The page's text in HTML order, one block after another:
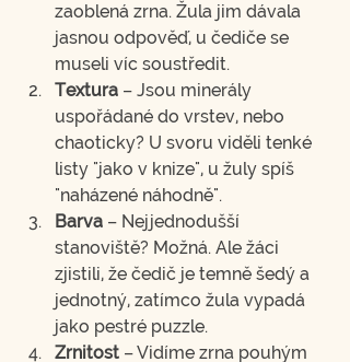
zaoblená zrna. Žula jim dávala
jasnou odpověď, u čediče se
museli víc soustředit.
Textura – Jsou minerály
uspořádané do vrstev, nebo
chaoticky? U svoru viděli tenké
listy "jako v knize", u žuly spíš
"naházené náhodně".
Barva – Nejjednodušší
stanoviště? Možná. Ale žáci
zjistili, že čedič je temně šedý a
jednotný, zatímco žula vypadá
jako pestré puzzle.
Zrnitost – Vidíme zrna pouhým